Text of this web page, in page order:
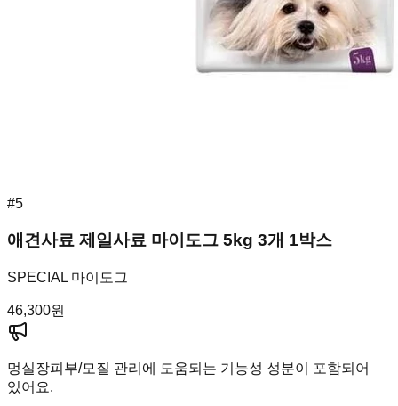
#5
애견사료 제일사료 마이도그 5kg 3개 1박스
SPECIAL 마이도그
46,300원
멍실장피부/모질 관리에 도움되는 기능성 성분이 포함되어
있어요.